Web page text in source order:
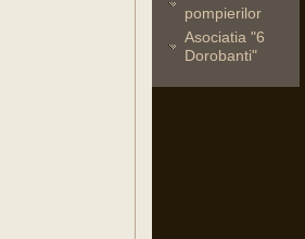
pompierilor
Asociatia "6
Dorobanti"